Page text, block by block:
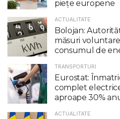
piețe europene
ACTUALITATE
Bolojan:
măsuri
consumul de
TRANSPORTURI
Eurostat:
complet
aproape 30%
ACTUALITATE